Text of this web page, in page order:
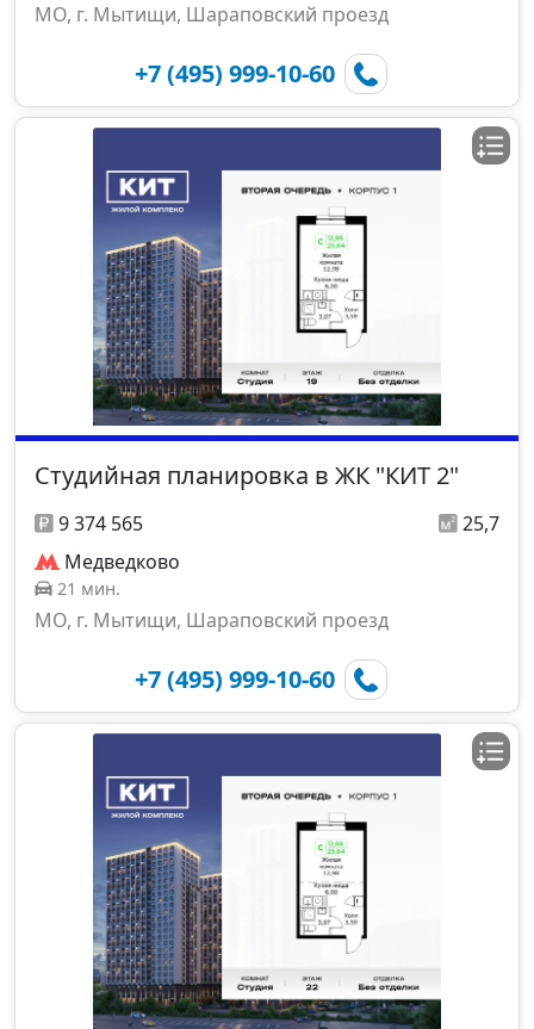
МО, г. Мытищи, Шараповский проезд
+7 (495) 999-10-60
Студийная планировка в ЖК "КИТ 2"
9 374 565
25,7
Медведково
21 мин.
МО, г. Мытищи, Шараповский проезд
+7 (495) 999-10-60